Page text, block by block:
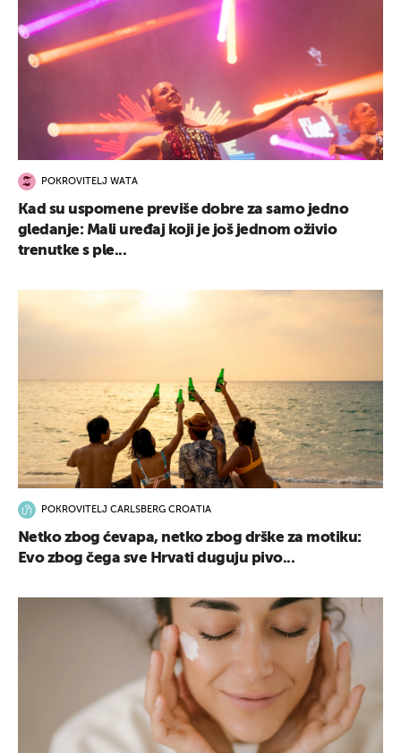
POKROVITELJ WATA
Kad su uspomene previše dobre za samo jedno
gledanje: Mali uređaj koji je još jednom oživio
trenutke s ple...
POKROVITELJ CARLSBERG CROATIA
Netko zbog ćevapa, netko zbog drške za motiku:
Evo zbog čega sve Hrvati duguju pivo...